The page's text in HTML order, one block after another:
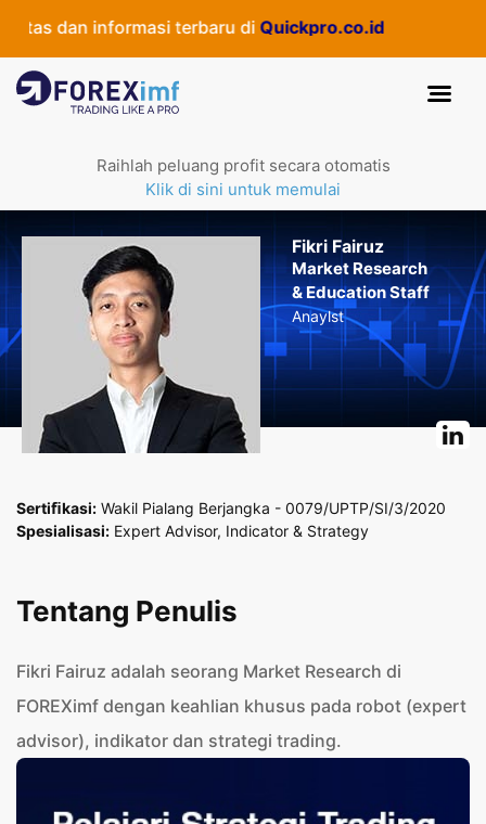
dan informasi terbaru diQuickpro.co.id
Raihlah peluang profit secara otomatis
Klik di sini untuk memulai
Fikri Fairuz
Market Research
& Education Staff
Anaylst
Sertiﬁkasi: Wakil Pialang Berjangka - 0079/UPTP/SI/3/2020
Spesialisasi: Expert Advisor, Indicator & Strategy
Tentang Penulis
Fikri Fairuz adalah seorang Market Research di
FOREXimf dengan keahlian khusus pada robot (expert
advisor), indikator dan strategi trading.